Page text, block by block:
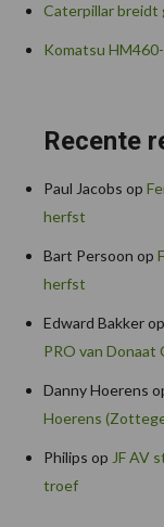
Caterpillar breidt
Komatsu
Recente
Paul Jacobs op
herfst
Bart Persoon op
herfst
Edward Bakkerop
PRO van Donaat
Danny Hoerens
Hoerens
Philips op JF AV
troef